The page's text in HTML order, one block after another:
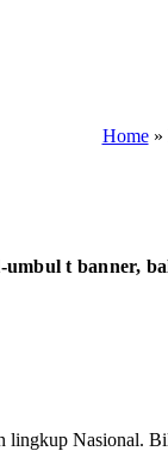
Home»
t banner,
lingkup